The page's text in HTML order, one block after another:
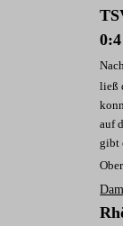
0:4
ließ
auf
gibt